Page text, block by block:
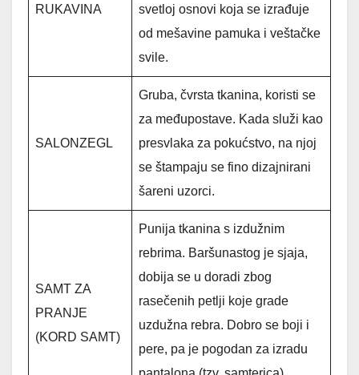
RUKAVINA
svetloj osnovi koja se izrađuje
od mešavine pamuka i veštačke
svile.
SALONZEGL
Gruba, čvrsta tkanina, koristi se
za međupostave. Kada služi kao
presvlaka za pokućstvo, na njoj
se štampaju se fino dizajnirani
šareni uzorci.
SAMT ZA
PRANJE
(KORD SAMT)
Punija tkanina s izdužnim
rebrima. Baršunastog je sjaja,
dobija se u doradi zbog
rasečenih petlji koje grade
uzdužna rebra. Dobro se boji i
pere, pa je pogodan za izradu